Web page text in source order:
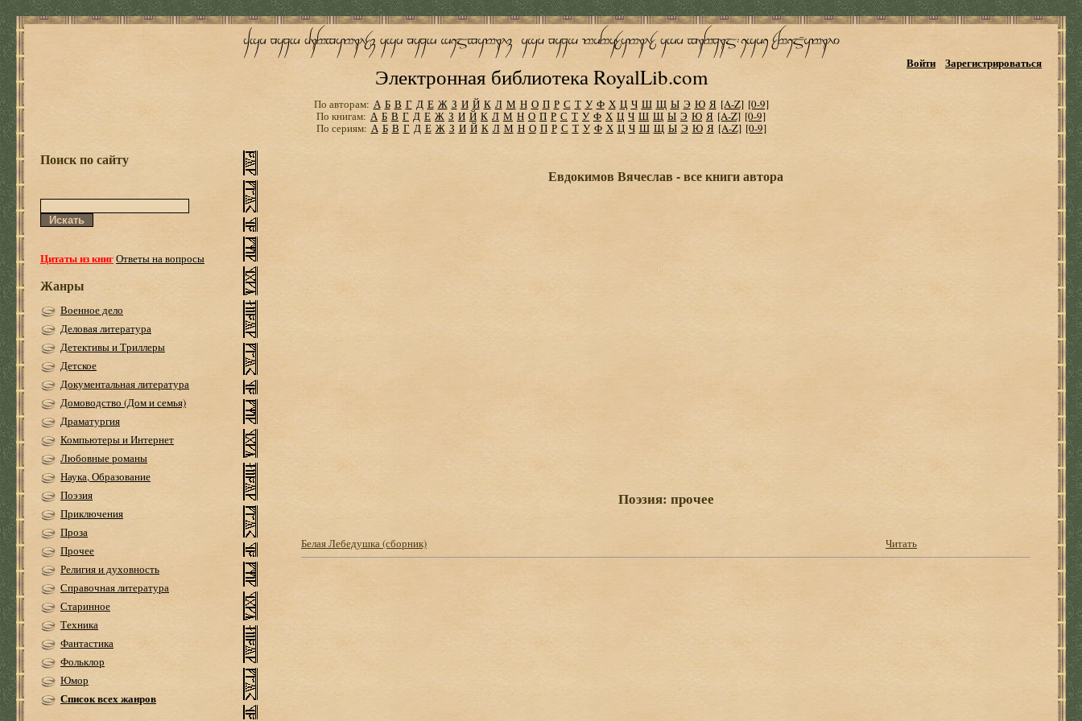
Электронная библиотека RoyalLib.com
Войти Зарегистрироваться
По авторам: А Б В Г Д Е Ж З И Й К Л М Н О П Р С Т У Ф Х Ц Ч Ш Щ Ы Э Ю Я [A-Z] [0-9]
По книгам: А Б В Г Д Е Ж З И Й К Л М Н О П Р С Т У Ф Х Ц Ч Ш Щ Ы Э Ю Я [A-Z] [0-9]
По сериям: А Б В Г Д Е Ж З И Й К Л М Н О П Р С Т У Ф Х Ц Ч Ш Щ Ы Э Ю Я [A-Z] [0-9]
Поиск по сайту
Цитаты из книгОтветы на вопросы
Жанры
Военное дело
Деловая литература
Детективы и Триллеры
Детское
Документальная литература
Домоводство (Дом и семья)
Драматургия
Компьютеры и Интернет
Любовные романы
Наука, Образование
Поэзия
Приключения
Проза
Прочее
Религия и духовность
Справочная литература
Старинное
Техника
Фантастика
Фольклор
Юмор
Список всех жанров
Евдокимов Вячеслав - все книги автора
Поэзия: прочее
Белая Лебедушка (сборник) Читать